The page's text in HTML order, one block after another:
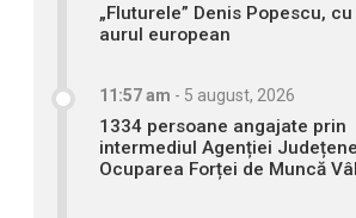
„Fluturele” Denis Popescu,
aurul european
11:57 am - 5 august, 2026
1334 persoane angajate prin
intermediul Agenției
Ocuparea Forței de Muncă